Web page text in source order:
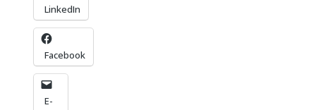
LinkedIn
Facebook
E-